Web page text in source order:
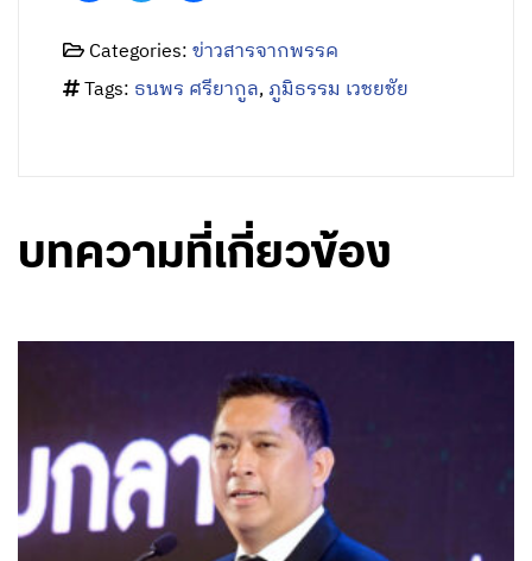
Categories:ข่าวสารจากพรรค
Tags: ธนพร ศรียากูล,ภูมิธรรม เวชยชัย
บทความที่เกี่ยวข้อง